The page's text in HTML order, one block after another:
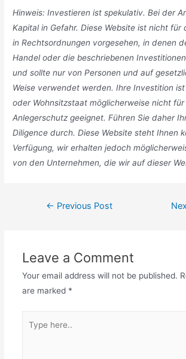
Hinweis: Investieren ist spekulativ. Bei der
Kapital in Gefahr. Diese Website ist nicht für
in Rechtsordnungen vorgesehen, in denen
Handel oder die beschriebenen
und sollte nur von Personen und auf
Weise verwendet werden. Ihre Investition
oder Wohnsitzstaat möglicherweise nicht für
Anlegerschutz geeignet. Führen Sie daher
Diligence durch. Diese Website steht Ihnen
Verfügung, wir erhalten jedoch
von den Unternehmen, die wir auf dieser
Post← Previous Post
Leave a Comment
Your email address will not be published.
are marked *
here..